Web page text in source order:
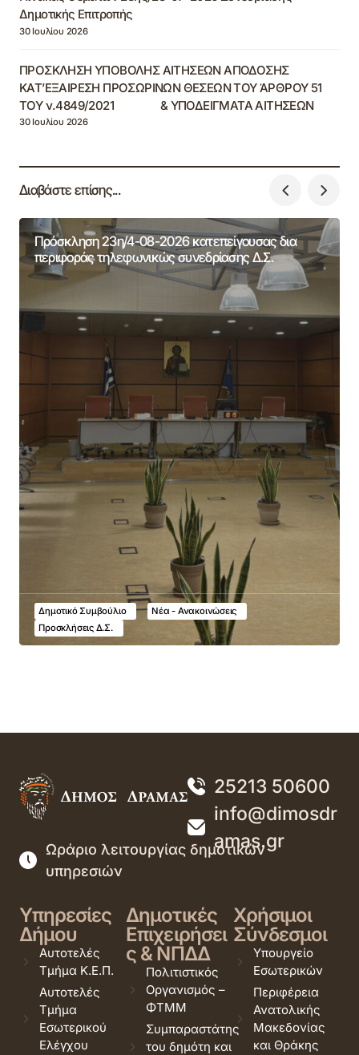
Δημοτικής Επιτροπής
30 Ιουλίου 2026
ΠΡΟΣΚΛΗΣΗ ΥΠΟΒΟΛΗΣ ΑΙΤΗΣΕΩΝ ΑΠΟΔΟΣΗΣ
ΚΑΤ’ΕΞΑΙΡΕΣΗ ΠΡΟΣΩΡΙΝΩΝ ΘΕΣΕΩΝ ΤΟΥ ΆΡΘΡΟΥ 51
ΤΟΥ ν.4849/2021 & ΥΠΟΔΕΙΓΜΑΤΑ ΑΙΤΗΣΕΩΝ
30 Ιουλίου 2026
Διαβάστε επίσης...
Πρόσκληση 23η/4-08-2026 κατεπείγουσας δια
περιφοράς τηλεφωνικώς συνεδρίασης Δ.Σ.
Δημοτικό Συμβούλιο
Νέα - Ανακοινώσεις
Προσκλήσεις Δ.Σ.
25213 50600
info@dimosdr
amas.gr
Ωράριο λειτουργίας δημοτικών
υπηρεσιών
Υπηρεσίες
Δήμου
Αυτοτελές
Τμήμα Κ.Ε.Π.
Αυτοτελές
Τμήμα
Εσωτερικού
Ελέγχου
Δημοτικές
Επιχειρήσει
ς & ΝΠΔΔ
Πολιτιστικός
Οργανισμός –
ΦΤΜΜ
Συμπαραστάτης
του δημότη και
Χρήσιμοι
Σύνδεσμοι
Υπουργείο
Εσωτερικών
Περιφέρεια
Ανατολικής
Μακεδονίας
και Θράκης